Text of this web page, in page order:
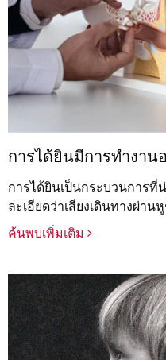
การได้ยินมีการทำงาน
การได้ยินเป็นกระบวนการที่
ละเอียดว่าเสียงเดินทางผ่าน
ค้นพบเพิ่มเติม